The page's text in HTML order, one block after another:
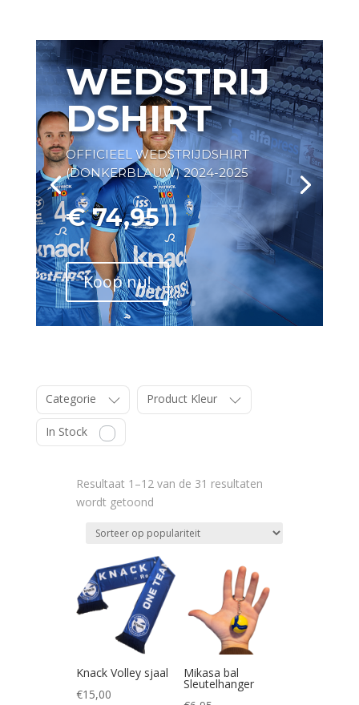
WEDSTRIJ
DSHIRT
OFFICIEEL WEDSTRIJDSHIRT
(DONKERBLAUW) 2024-2025
€ 74,95
Koop nu!
Categorie Product Kleur
In Stock
Resultaat 1–12 van de 31 resultaten
wordt getoondGesorteerd
populariteit
Knack Volley sjaal
€15,00
Mikasa bal
Sleutelhanger